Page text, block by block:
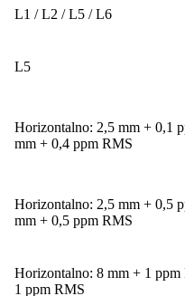
L1 / L2 / L5 / L6
L5
Horizontalno: 2,5 mm + 0,1
mm + 0,4 ppm RMS
Horizontalno: 2,5 mm + 0,5
mm + 0,5 ppm RMS
Horizontalno: 8 mm + 1
1 ppm RMS